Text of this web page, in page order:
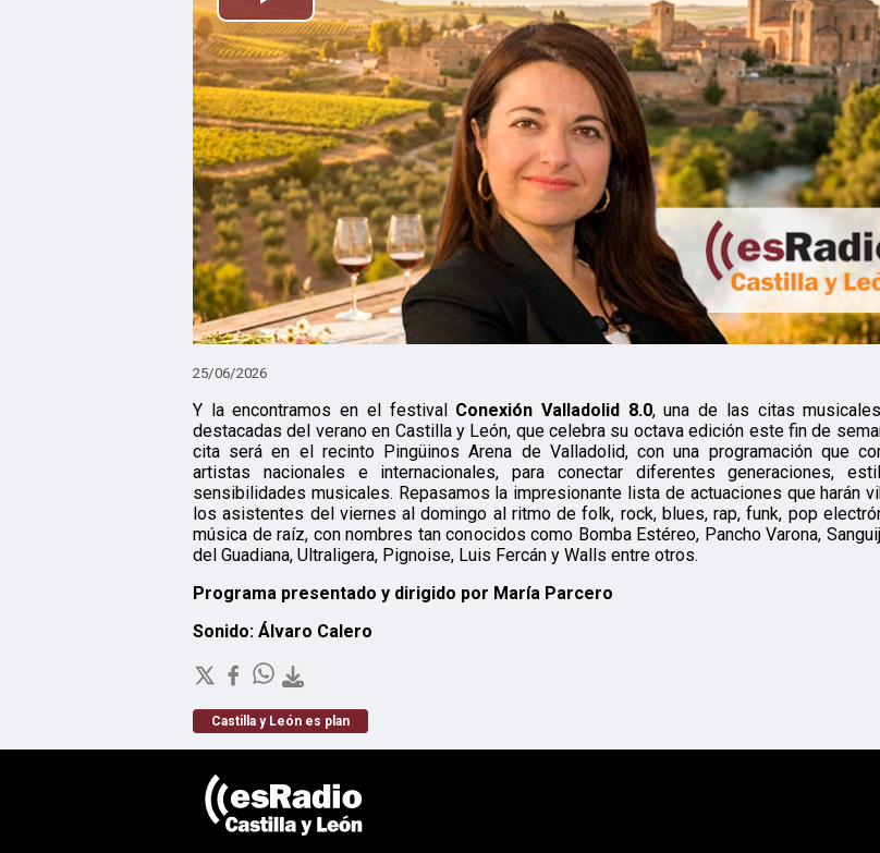
Reproducir
25/06/2026
Y la encontramos en el festival Conexión Valladolid 8.0, una de las citas
destacadas del verano en Castilla y León, que celebra su octava edición este fin de
cita será en el recinto Pingüinos Arena de Valladolid, con una programación que
artistas nacionales e internacionales, para conectar diferentes generaciones,
sensibilidades musicales. Repasamos la impresionante lista de actuaciones que harán
los asistentes del viernes al domingo al ritmo de folk, rock, blues, rap, funk, pop
música de raíz, con nombres tan conocidos como Bomba Estéreo, Pancho Varona,
del Guadiana, Ultraligera, Pignoise, Luis Fercán y Walls entre otros.
Programa presentado y dirigido por María Parcero
Sonido: Álvaro Calero
Castilla y León es plan